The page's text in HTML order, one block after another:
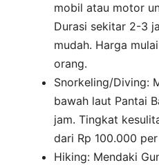
mobil atau motor
Durasi sekitar 2-3
mudah. Harga
orang.
Snorkeling/Diving:
bawah laut Pantai
jam. Tingkat
dari Rp 100.000
Hiking: Mendaki